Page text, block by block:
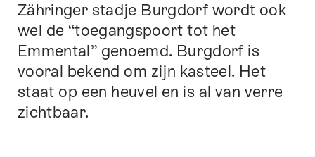
naar
de
ankerpunten
deze
pagina.
Zähringer stadje Burgdorf wordt ook
wel de “toegangspoort tot het
Emmental” genoemd. Burgdorf is
vooral bekend om zijn kasteel. Het
staat op een heuvel en is al van verre
zichtbaar.